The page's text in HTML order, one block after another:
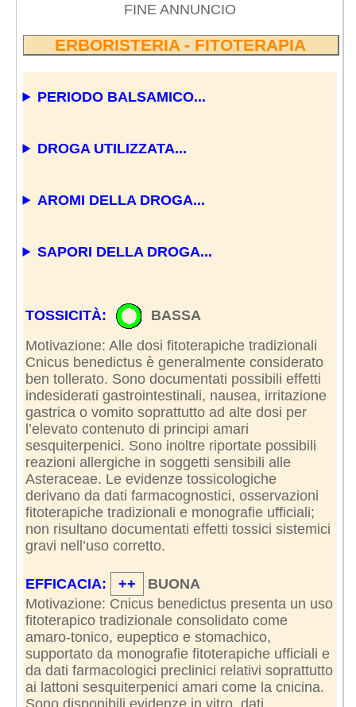
FINE ANNUNCIO
ERBORISTERIA - FITOTERAPIA
PERIODO BALSAMICO...
DROGA UTILIZZATA...
AROMI DELLA DROGA...
SAPORI DELLA DROGA...
TOSSICITÀ:
BASSA
Motivazione: Alle dosi fitoterapiche tradizionali
Cnicus benedictus è generalmente considerato
ben tollerato. Sono documentati possibili effetti
indesiderati gastrointestinali, nausea, irritazione
gastrica o vomito soprattutto ad alte dosi per
l’elevato contenuto di principi amari
sesquiterpenici. Sono inoltre riportate possibili
reazioni allergiche in soggetti sensibili alle
Asteraceae. Le evidenze tossicologiche
derivano da dati farmacognostici, osservazioni
fitoterapiche tradizionali e monografie ufficiali;
non risultano documentati effetti tossici sistemici
gravi nell’uso corretto.
EFFICACIA: ++
BUONA
Motivazione: Cnicus benedictus presenta un uso
fitoterapico tradizionale consolidato come
amaro-tonico, eupeptico e stomachico,
supportato da monografie fitoterapiche ufficiali e
da dati farmacologici preclinici relativi soprattutto
ai lattoni sesquiterpenici amari come la cnicina.
Sono disponibili evidenze in vitro, dati